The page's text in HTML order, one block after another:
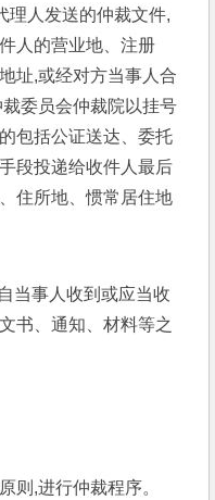
理人发送的仲裁文件,
人的营业地、注册
址,或经对方当事人合
委员会仲裁院以挂号
包括公证送达、委托
段投递给收件人最后
住所地、惯常居住地
当事人收到或应当收
书、通知、材料等之
则,进行仲裁程序。